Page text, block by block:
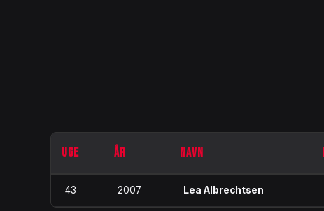
UGE ÅR NAVN
43 2007 Lea Albrechtsen